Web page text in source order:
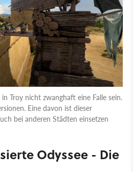
Troy nicht zwanghaft eine Falle sein.
Eine davon ist dieser
bei anderen Städten einsetzen
Odyssee - Die